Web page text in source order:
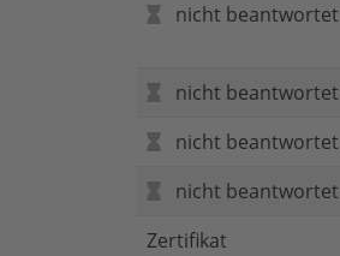
nicht beantwortet
nicht beantwortet
nicht beantwortet
nicht beantwortet
Zertifikat